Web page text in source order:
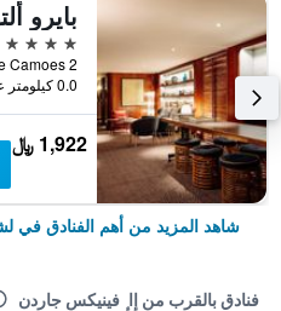
بايرو
5 نجوم
0.0 كيلومتر عن وسط المدينة
1,922 ﷼
شاهد المزيد من أهم الفنادق في
فنادق بالقرب من إا ٕ فينيكس جاردن